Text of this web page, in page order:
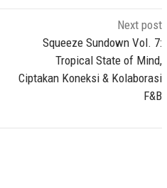
Next post
Squeeze Sundown Vol. 7:
Tropical State of Mind,
Ciptakan Koneksi & Kolaborasi
F&B